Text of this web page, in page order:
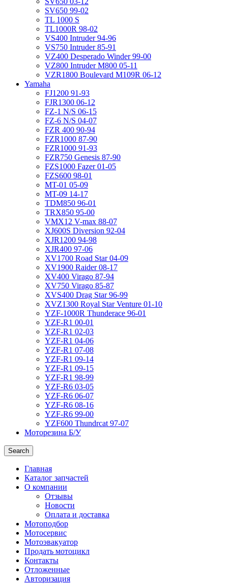
SV650 99-02
TL 1000 S
TL1000R 98-02
VS400 Intruder 94-96
VS750 Intruder 85-91
VZ400 Desperado Winder 99-00
VZ800 Intruder M800 05-11
VZR1800 Boulevard M109R 06-12
Yamaha
FJ1200 91-93
FJR1300 06-12
FZ-1 N/S 06-15
FZ-6 N/S 04-07
FZR 400 90-94
FZR1000 87-90
FZR1000 91-93
FZR750 Genesis 87-90
FZS1000 Fazer 01-05
FZS600 98-01
MT-01 05-09
MT-09 14-17
TDM850 96-01
TRX850 95-00
VMX12 V-max 88-07
XJ600S Diversion 92-04
XJR1200 94-98
XJR400 97-06
XV1700 Road Star 04-09
XV1900 Raider 08-17
XV400 Virago 87-94
XV750 Virago 85-87
XVS400 Drag Star 96-99
XVZ1300 Royal Star Venture 01-10
YZF-1000R Thunderace 96-01
YZF-R1 00-01
YZF-R1 02-03
YZF-R1 04-06
YZF-R1 07-08
YZF-R1 09-14
YZF-R1 09-15
YZF-R1 98-99
YZF-R6 03-05
YZF-R6 06-07
YZF-R6 08-16
YZF-R6 99-00
YZF600 Thundrcat 97-07
Моторезина Б/У
Search
Главная
Каталог запчастей
О компании
Отзывы
Новости
Оплата и доставка
Мотоподбор
Мотосервис
Мотоэвакуатор
Продать мотоцикл
Контакты
Отложенные
Авторизация